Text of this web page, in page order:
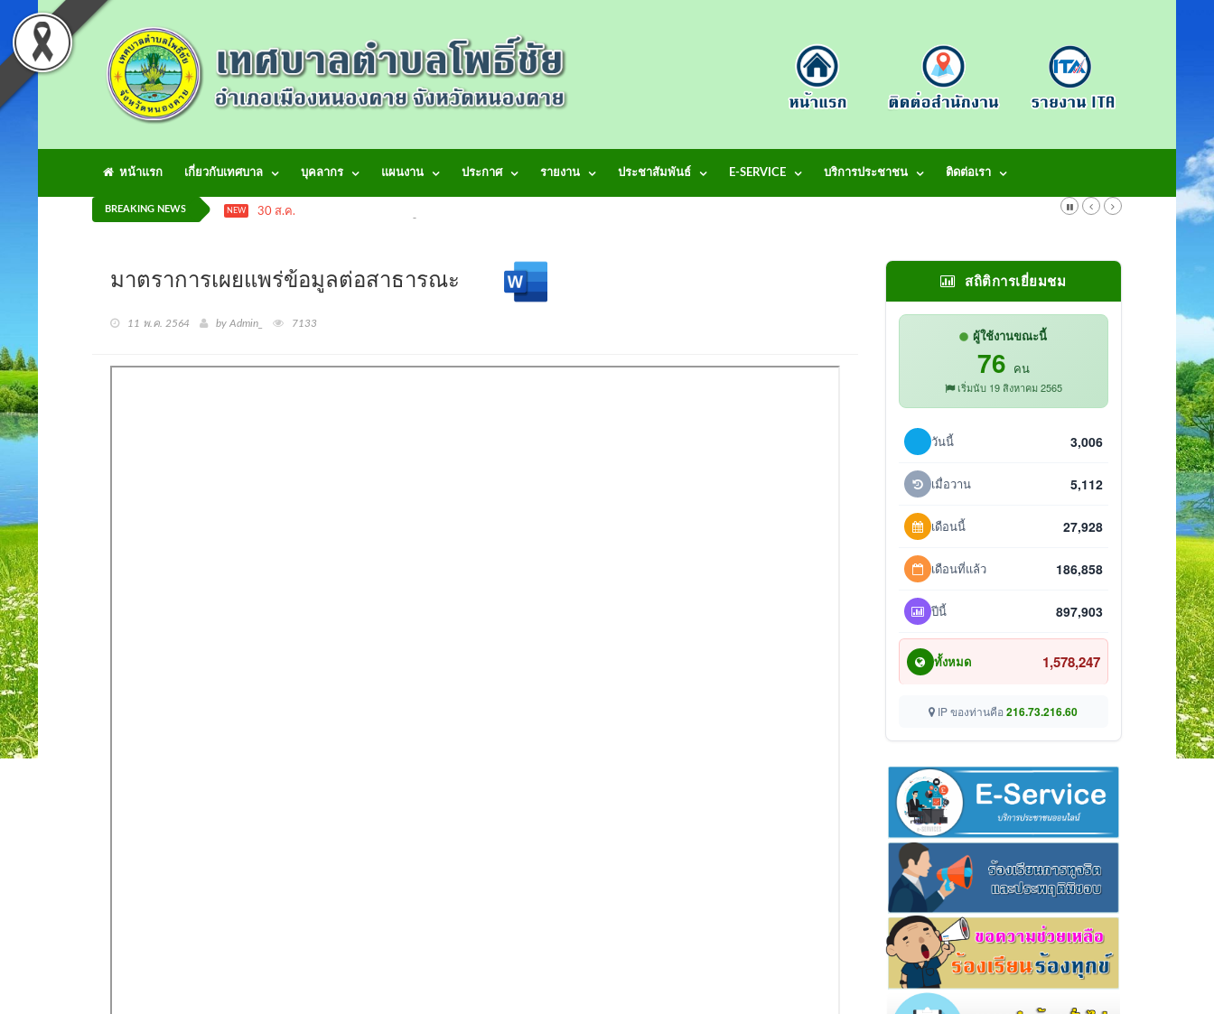
หน้าแรก เกี่ยวกับเทศบาล บุคลากร แผนงาน ประกาศ รายงาน ประชาสัมพันธ์ E-SERVICE บริการประชาชน ติดต่อเรา
BREAKING NEWS NEW 30 ส.ค. 2564
มาตราการเผยแพร่ข้อมูลต่อสาธารณะ
11 พ.ค. 2564 by Admin_ 7133
สถิติการเยี่ยมชม
ผู้ใช้งานขณะนี้
76 คน
เริ่มนับ 19 สิงหาคม 2565
วันนี้ 3,006
เมื่อวาน 5,112
เดือนนี้ 27,928
เดือนที่แล้ว 186,858
ปีนี้ 897,903
ทั้งหมด 1,578,247
IP ของท่านคือ216.73.216.60